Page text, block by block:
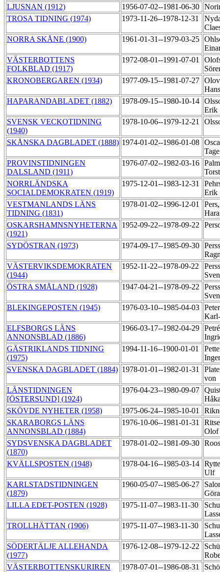
LJUSNAN (1912)
1956-07-02--1981-06-30
TROSA TIDNING (1974)
1973-11-26--1978-12-31
NORRA SKÅNE (1900)
1961-01-31--1979-03-25
VÄSTERBOTTENS
FOLKBLAD (1917)
1972-08-01--1991-07-01
KRONOBERGAREN (1934)
1977-09-15--1981-07-27
HAPARANDABLADET (1882)
1978-09-15--1980-10-14
Erik
SVENSK VECKOTIDNING
(1940)
1978-10-06--1979-12-21
SKÅNSKA DAGBLADET (1888) 1974-01-02--1986-01-08
PROVINSTIDNINGEN
DALSLAND (1911)
1976-07-02--1982-03-16
NORRLÄNDSKA
SOCIALDEMOKRATEN (1919)
1975-12-01--1983-12-31
Erik
VESTMANLANDS LÄNS
TIDNING (1831)
1978-01-02--1996-12-01
OSKARSHAMNSNYHETERNA
(1921)
1952-09-22--1978-09-22
SYDÖSTRAN (1973) 1974-09-17--1985-09-30
VÄSTERVIKSDEMOKRATEN
(1944)
1952-11-22--1978-09-22
ÖSTRA SMÅLAND (1928)
1947-04-21--1978-09-22
BLEKINGEPOSTEN (1945)
1976-03-10--1985-04-03
ELFSBORGS LÄNS
ANNONSBLAD (1886)
1966-03-17--1982-04-29
GÄSTRIKLANDS TIDNING
(1975)
1994-11-16--1900-01-01
SVENSKA DAGBLADET (1884) 1978-01-01--1982-01-31
von
LÄNSTIDNINGEN
[ÖSTERSUND] (1924)
1976-04-23--1980-09-07
SKÖVDE NYHETER (1958)
1975-06-24--1985-10-01
SKARABORGS LÄNS
ANNONSBLAD (1884)
1976-10-06--1981-01-31
Olof
SYDSVENSKA DAGBLADET
(1870)
1978-01-02--1981-09-30
KVÄLLSPOSTEN (1948) 1978-04-16--1985-03-14
Ulf
KARLSTADSTIDNINGEN
(1879)
1960-05-07--1985-06-27
LILLA EDET-POSTEN (1928)
1975-11-07--1983-11-30
TROLLHÄTTAN (1906)
1975-11-07--1983-11-30
SÖDERTÄLJE ALLEHANDA
(1977)
1976-12-08--1979-12-22
VÄSTERBOTTENSKURIREN
1978-07-01--1986-08-31